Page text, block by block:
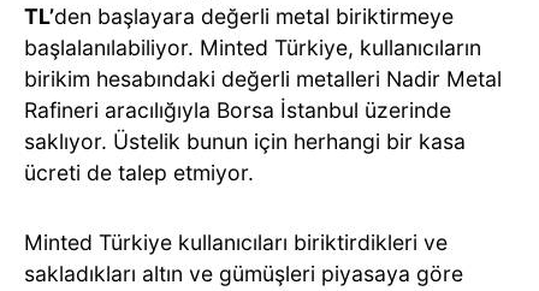
TL’den başlayara değerli metal biriktirmeye
başlalanılabiliyor. Minted Türkiye, kullanıcıların
birikim hesabındaki değerli metalleri Nadir Metal
Rafineri aracılığıyla Borsa İstanbul üzerinde
saklıyor. Üstelik bunun için herhangi bir kasa
ücreti de talep etmiyor.
Minted Türkiye kullanıcıları biriktirdikleri ve
sakladıkları altın ve gümüşleri piyasaya göre